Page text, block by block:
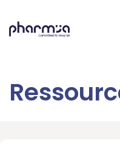
Aller